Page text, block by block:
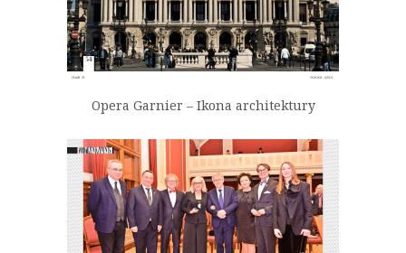
Opera Garnier – Ikona architektury